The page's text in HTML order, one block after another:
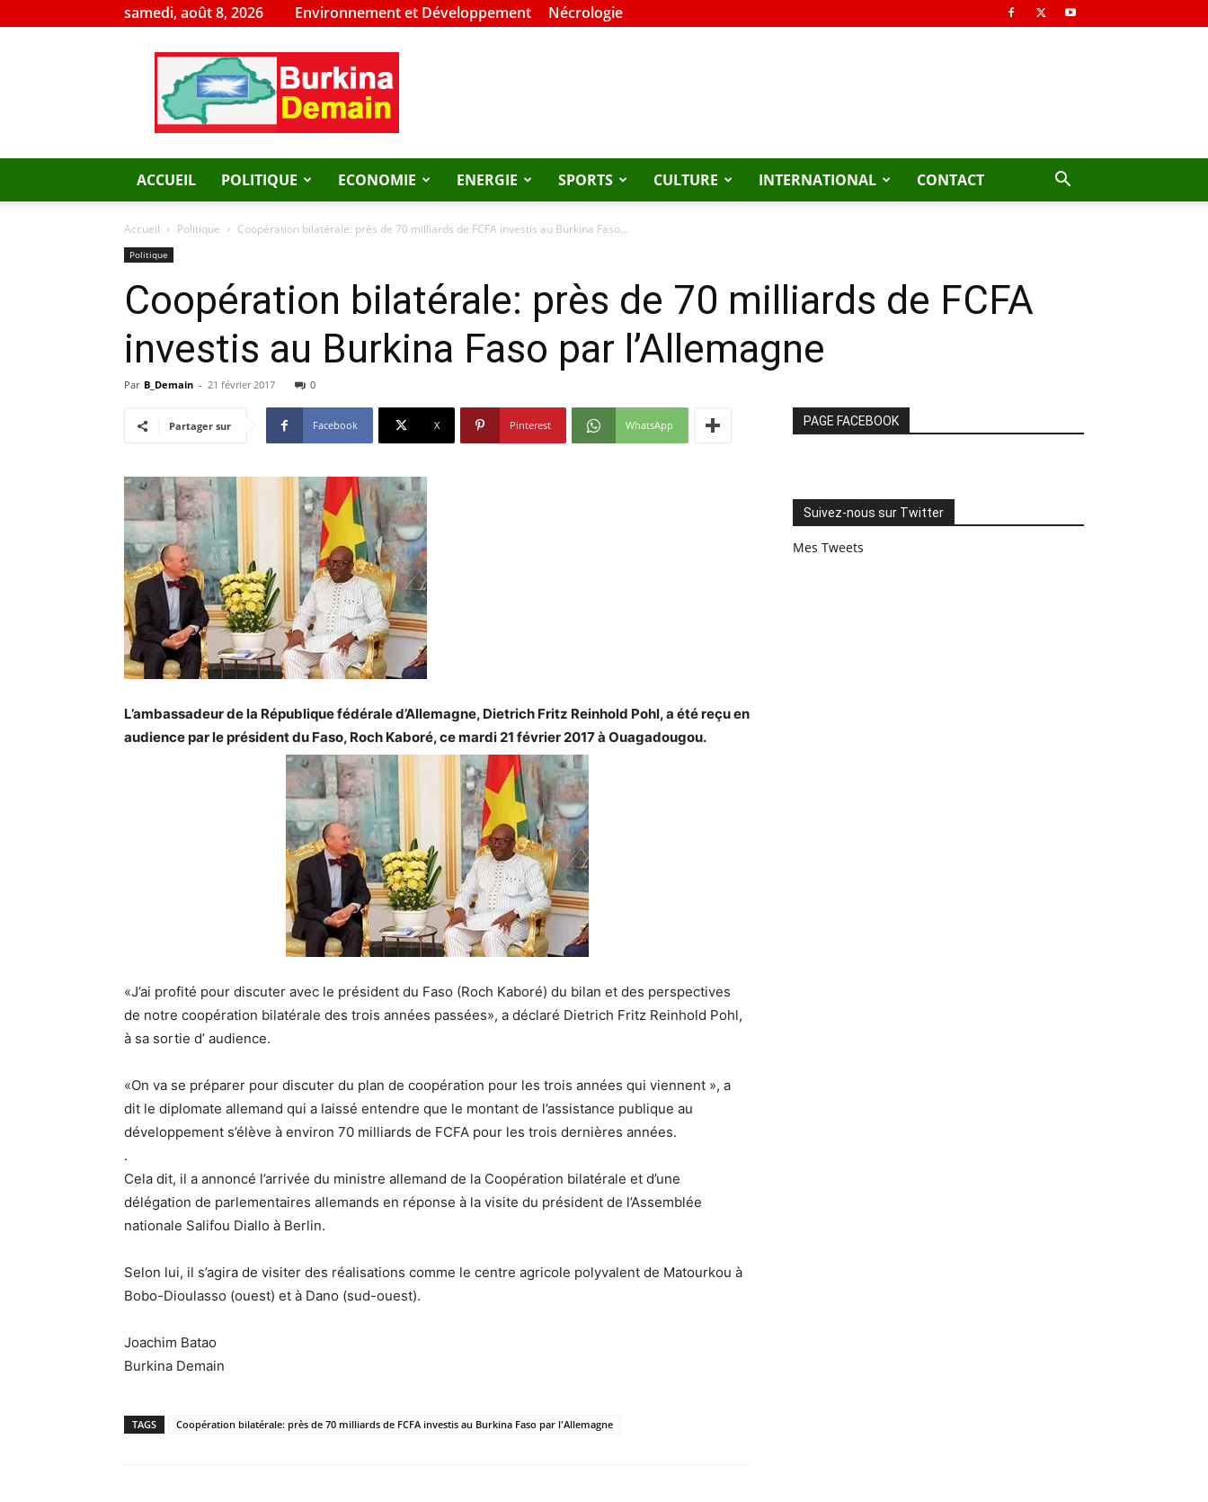
samedi, août 8, 2026 Environnement et Développement Nécrologie
Burkina
Demain
ACCUEIL POLITIQUE ECONOMIE ENERGIE SPORTS CULTURE INTERNATIONAL CONTACT
Accueil Politique Coopération bilatérale: près de 70 milliards de FCFA investis au Burkina Faso...
Politique
Coopération bilatérale: près de 70 milliards de FCFA
investis au Burkina Faso par l’Allemagne
Par B_Demain - 21 février 2017 0
Partager sur Facebook X Pinterest WhatsApp
L’ambassadeur de la République fédérale d’Allemagne, Dietrich Fritz Reinhold Pohl, a été reçu en
audience par le président du Faso, Roch Kaboré, ce mardi 21 février 2017 à Ouagadougou.
«J’ai profité pour discuter avec le président du Faso (Roch Kaboré) du bilan et des perspectives
de notre coopération bilatérale des trois années passées», a déclaré Dietrich Fritz Reinhold Pohl,
à sa sortie d’ audience.
«On va se préparer pour discuter du plan de coopération pour les trois années qui viennent », a
dit le diplomate allemand qui a laissé entendre que le montant de l’assistance publique au
développement s’élève à environ 70 milliards de FCFA pour les trois dernières années.
.
Cela dit, il a annoncé l’arrivée du ministre allemand de la Coopération bilatérale et d’une
délégation de parlementaires allemands en réponse à la visite du président de l’Assemblée
nationale Salifou Diallo à Berlin.
Selon lui, il s’agira de visiter des réalisations comme le centre agricole polyvalent de Matourkou à
Bobo-Dioulasso (ouest) et à Dano (sud-ouest).
Joachim Batao
Burkina Demain
TAGS Coopération bilatérale: près de 70 milliards de FCFA investis au Burkina Faso par l'Allemagne
PAGE FACEBOOK
Suivez-nous sur Twitter
Mes Tweets